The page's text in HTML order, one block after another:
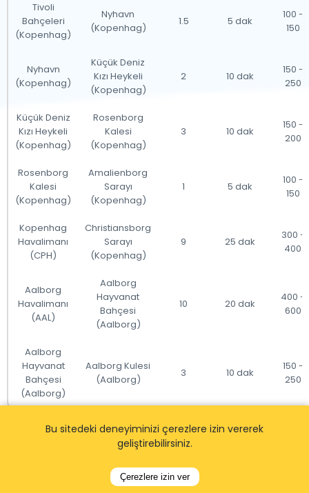
Tivoli
Bahçeleri
(Kopenhag)
Nyhavn
(Kopenhag)
1.5 5 dak
100 -
150
Nyhavn
(Kopenhag)
Küçük Deniz
Kızı Heykeli
(Kopenhag)
2 10 dak
150 -
250
Küçük Deniz
Kızı Heykeli
(Kopenhag)
Rosenborg
Kalesi
(Kopenhag)
3 10 dak
150 -
200
Rosenborg
Kalesi
(Kopenhag)
Amalienborg
Sarayı
(Kopenhag)
1 5 dak
100 -
150
Kopenhag
Havalimanı
(CPH)
Christiansborg
Sarayı
(Kopenhag)
9 25 dak
300 -
400
Aalborg
Havalimanı
(AAL)
Aalborg
Hayvanat
Bahçesi
(Aalborg)
10 20 dak
400 -
600
Aalborg
Hayvanat
Bahçesi
(Aalborg)
Aalborg Kulesi
(Aalborg)
3 10 dak
150 -
250
Notlar:
- Mesafeler yaklaşık düz çizgi mesafeleridir ve gerçek yol
Bu sitedeki deneyiminizi çerezlere izin vererek
geliştirebilirsiniz.
Çerezlere izin ver